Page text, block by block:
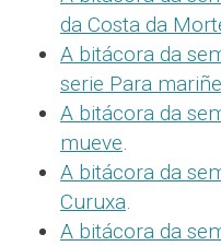
da Costa da
A bitácora da
serie Para
A bitácora da
mueve.
A bitácora da
Curuxa.
A bitácora da